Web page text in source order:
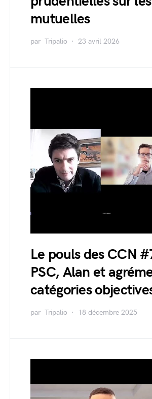
mutuelles
par Tripalio 23 avril 2026
Le pouls des CCN
PSC, Alan et
catégories
par Tripalio 18 décembre 2025